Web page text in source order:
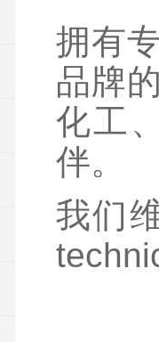
拥有
品牌
化工
伴。
我们